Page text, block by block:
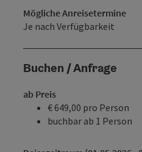
Mögliche Anreisetermine
Je nach Verfügbarkeit
Buchen / Anfrage
ab Preis
€ 649,00 pro Person
buchbar ab 1 Person